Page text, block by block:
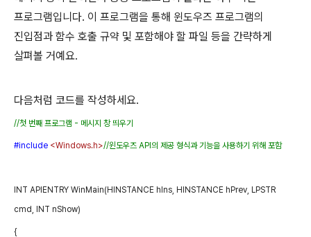
프로그램입니다. 이 프로그램을 통해 윈도우즈 프로그램의
진입점과 함수 호출 규약 및 포함해야 할 파일 등을 간략하게
살펴볼 거예요.
다음처럼 코드를 작성하세요.
//첫 번째 프로그램 - 메시지 창 띄우기
#include <Windows.h>//윈도우즈 API 의 제공 형식과 기능을 사용하기 위해 포함
INT APIENTRY WinMain(HINSTANCE hIns, HINSTANCE hPrev, LPSTR
cmd,
INT nShow)
{